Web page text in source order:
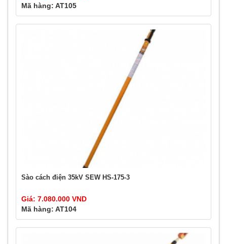
Mã hàng: AT105
Sào cách điện 35kV SEW HS-175-3
Giá: 7.080.000 VND
Mã hàng: AT104